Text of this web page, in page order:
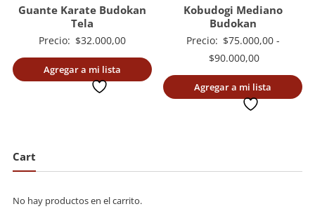
Guante Karate Budokan
Tela
Precio: $32.000,00
Agregar a mi lista
Kobudogi Mediano
Budokan
Precio: $75.000,00 -
$90.000,00Rango
de
precios:
Agregar a mi lista
Cart
No hay productos en el carrito.